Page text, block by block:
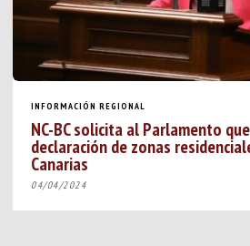
INFORMACIÓN REGIONAL
NC-BC solicita al Parlamento
declaración de zonas
Canarias
04/04/2024